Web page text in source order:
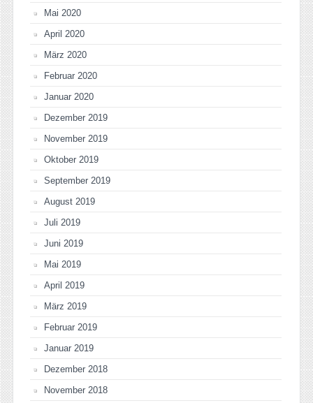
Mai 2020
April 2020
März 2020
Februar 2020
Januar 2020
Dezember 2019
November 2019
Oktober 2019
September 2019
August 2019
Juli 2019
Juni 2019
Mai 2019
April 2019
März 2019
Februar 2019
Januar 2019
Dezember 2018
November 2018